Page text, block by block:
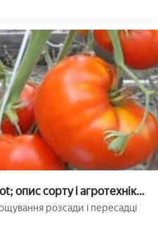
сорту і агротехніка
розсади і пересадці